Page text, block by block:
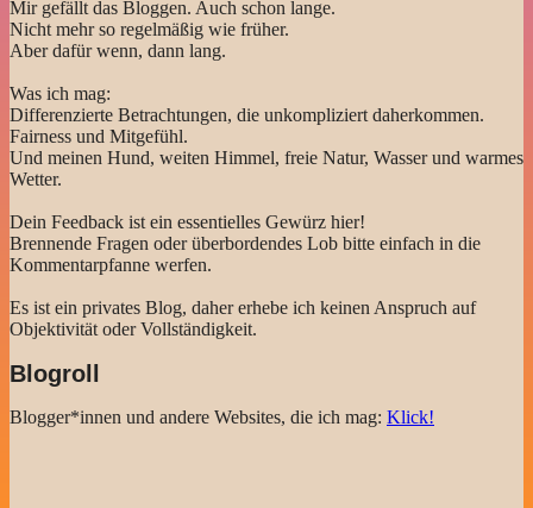
Mir gefällt das Bloggen. Auch schon lange.
Nicht mehr so regelmäßig wie früher.
Aber dafür wenn, dann lang.
Was ich mag:
Differenzierte Betrachtungen, die unkompliziert daherkommen.
Fairness und Mitgefühl.
Und meinen Hund, weiten Himmel, freie Natur, Wasser und warmes
Wetter.
Dein Feedback ist ein essentielles Gewürz hier!
Brennende Fragen oder überbordendes Lob bitte einfach in die
Kommentarpfanne werfen.
Es ist ein privates Blog, daher erhebe ich keinen Anspruch auf
Objektivität oder Vollständigkeit.
Blogroll
Blogger*innen und andere Websites, die ich mag: Klick!